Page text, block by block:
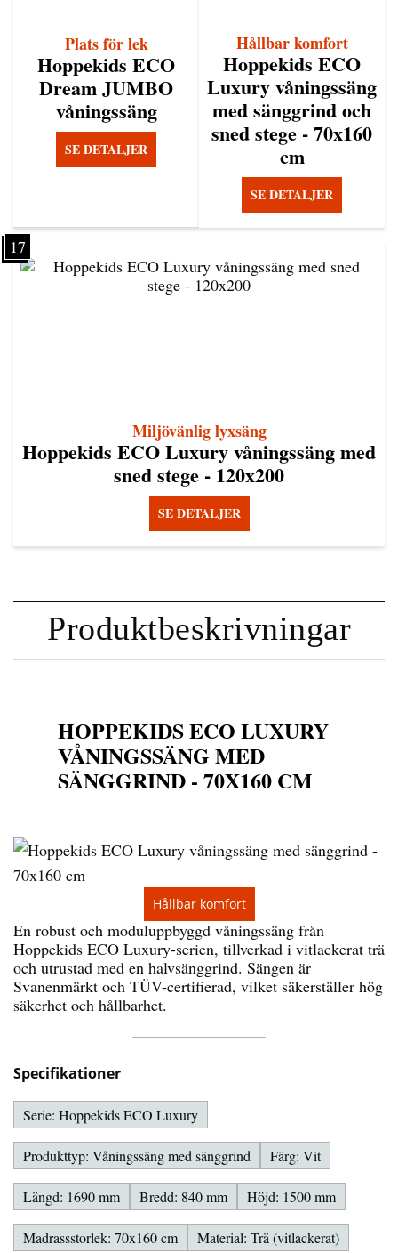
Plats för lek
Hoppekids ECO
Dream JUMBO
våningssäng
SE DETALJER
Hållbar komfort
Hoppekids ECO
Luxury våningssäng
med sänggrind och
sned stege - 70x160
cm
SE DETALJER
17
Miljövänlig lyxsäng
Hoppekids ECO Luxury våningssäng med
sned stege - 120x200
SE DETALJER
Produktbeskrivningar
Hållbar komfort
HOPPEKIDS ECO LUXURY
VÅNINGSSÄNG MED
SÄNGGRIND - 70X160 CM
En robust och moduluppbyggd våningssäng från
Hoppekids ECO Luxury-serien, tillverkad i vitlackerat trä
och utrustad med en halvsänggrind. Sängen är
Svanenmärkt och TÜV-certifierad, vilket säkerställer hög
säkerhet och hållbarhet.
Specifikationer
Serie: Hoppekids ECO Luxury
Produkttyp: Våningssäng med sänggrind Färg: Vit
Längd: 1690 mm Bredd: 840 mm Höjd: 1500 mm
Madrassstorlek: 70x160 cm Material: Trä (vitlackerat)